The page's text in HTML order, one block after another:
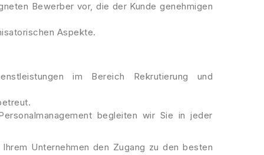
Bewerber vor, die der Kunde genehmigen
Aspekte.
im Bereich Rekrutierung und
begleiten wir Sie in jeder
Unternehmen den Zugang zu den besten